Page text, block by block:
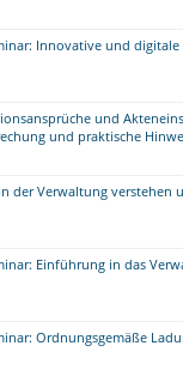
Innovative und
und
und praktische
der Verwaltung verstehen
Einführung in das
Ordnungsgemäße